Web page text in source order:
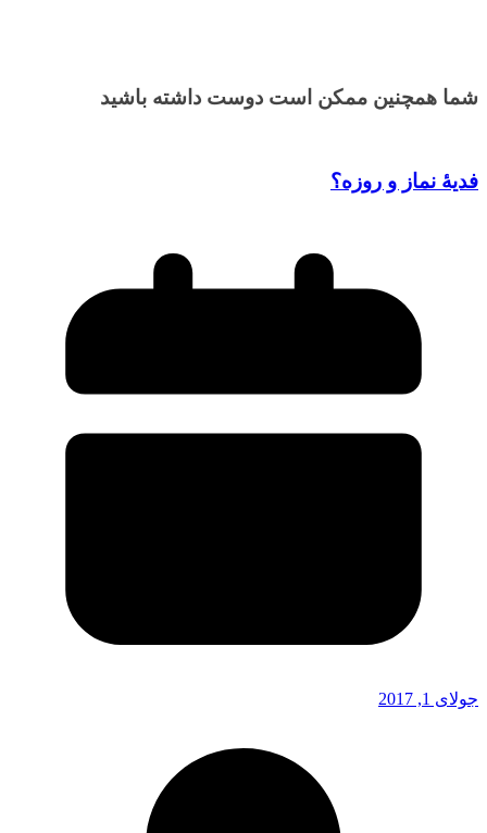
شما همچنین ممکن است دوست داشته باشید
فدیۀ نماز و روزه؟
جولای 1, 2017